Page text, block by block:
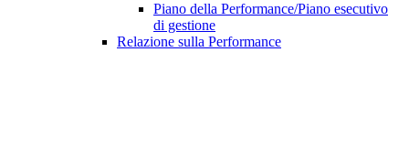
Piano della Performance/Piano esecutivo
di gestione
Relazione sulla Performance